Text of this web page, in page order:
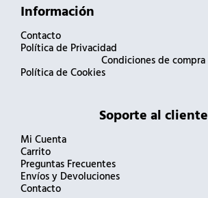
Información
Contacto
Política de Privacidad
Condiciones de compra
Política de Cookies
Soporte al cliente
Mi Cuenta
Carrito
Preguntas Frecuentes
Envíos y Devoluciones
Contacto